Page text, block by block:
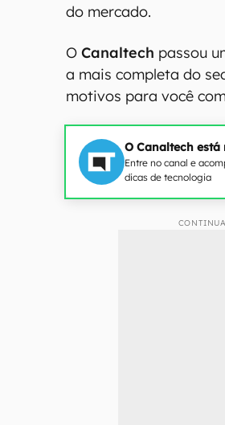
do mercado.
OCanaltech passou
a mais completa do
motivos para você
O Canaltech está
Entre no canal e
dicas de tecnologia